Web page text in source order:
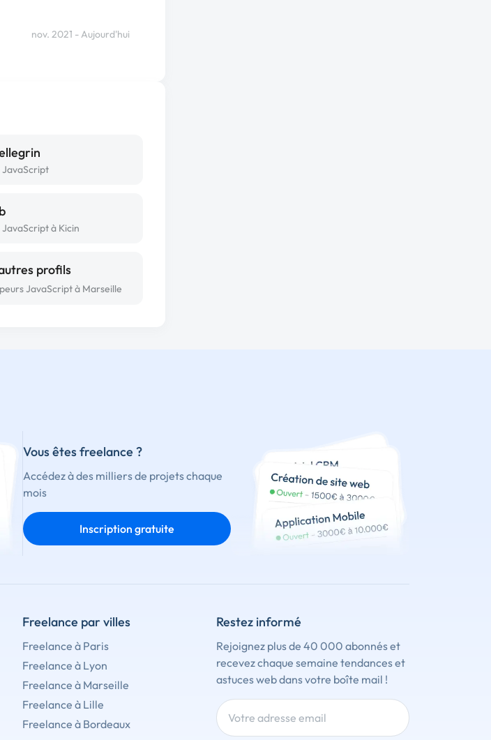
nov. 2021 - Aujourd'hui
à Kicin
profils
JavaScript à Marseille
Vous êtes freelance ?
Accédez à des milliers de projets chaque
mois
Inscription gratuite
Freelance par villes
Freelance à Paris
Freelance à Lyon
Freelance à Marseille
Freelance à Lille
Freelance à Bordeaux
Restez informé
Rejoignez plus de 40 000 abonnés et
recevez chaque semaine tendances et
astuces web dans votre boîte mail !